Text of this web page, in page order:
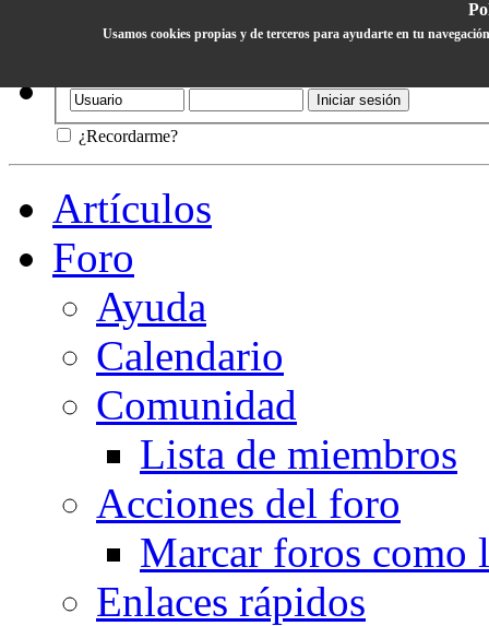
¿Recordarme?
Usamos cookies propias y de terceros para ayudarte en tu
Artículos
Foro
Ayuda
Calendario
Comunidad
Lista de miembros
Acciones del foro
Marcar foros como
Enlaces rápidos